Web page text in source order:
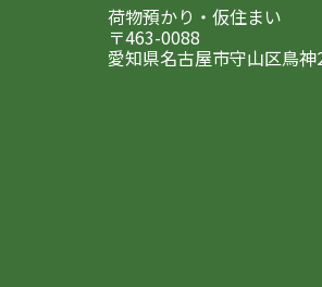
荷物預かり・仮住まい
〒463-0088
愛知県名古屋市守山区鳥神